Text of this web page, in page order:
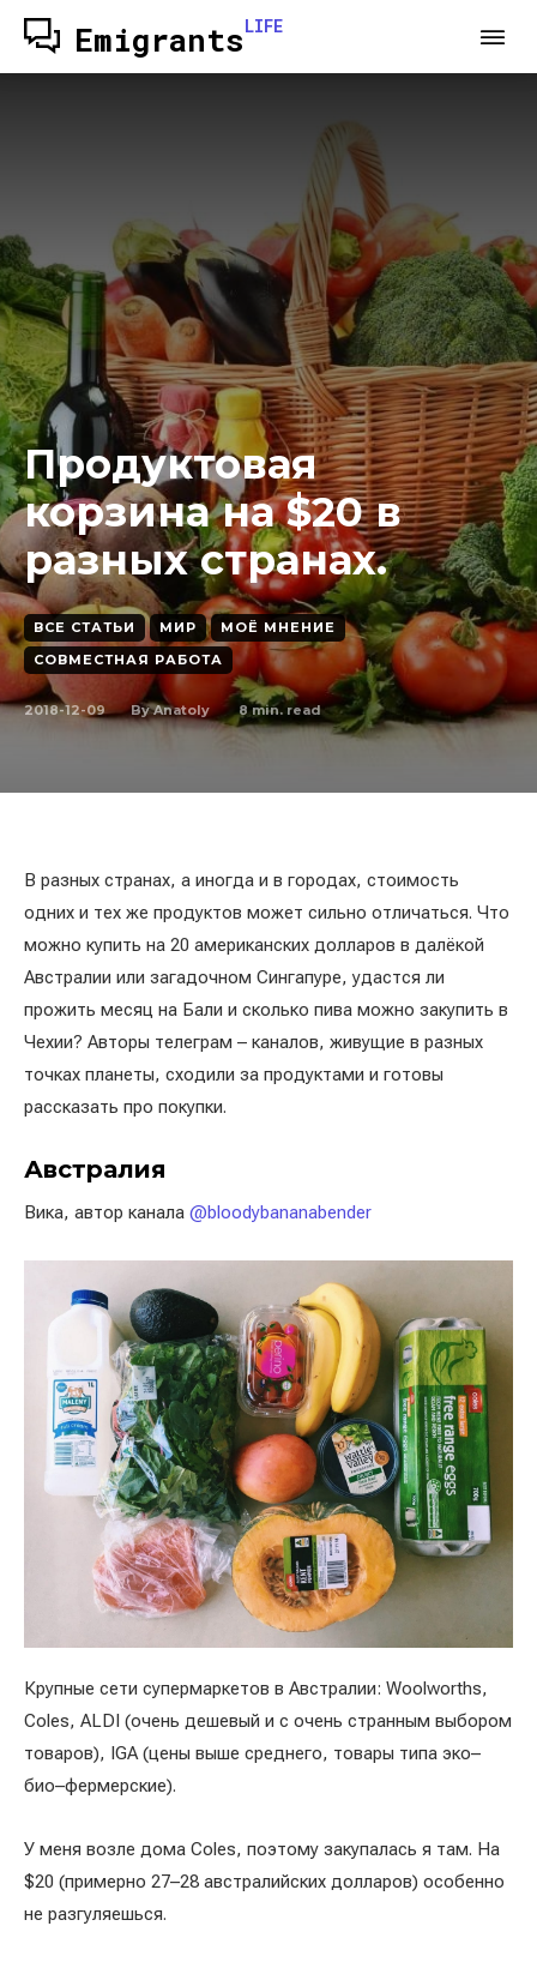
EmigrantsLIFE
Продуктовая
корзина на $20 в
разных странах.
ВСЕ СТАТЬИ МИР
МОЁ МНЕНИЕ
СОВМЕСТНАЯ РАБОТА
2018-12-09 By Anatoly 8 min. read
В разных странах, а иногда и в городах, стоимость
одних и тех же продуктов может сильно отличаться. Что
можно купить на 20 американских долларов в далёкой
Австралии или загадочном Сингапуре, удастся ли
прожить месяц на Бали и сколько пива можно закупить в
Чехии? Авторы телеграм – каналов, живущие в разных
точках планеты, сходили за продуктами и готовы
рассказать про покупки.
Австралия
Вика, автор канала @bloodybananabender
Крупные сети супермаркетов в Австралии: Woolworths,
Coles, ALDI (очень дешевый и с очень странным выбором
товаров), IGA (цены выше среднего, товары типа эко–
био–фермерские).
У меня возле дома Coles, поэтому закупалась я там. На
$20 (примерно 27–28 австралийских долларов) особенно
не разгуляешься.